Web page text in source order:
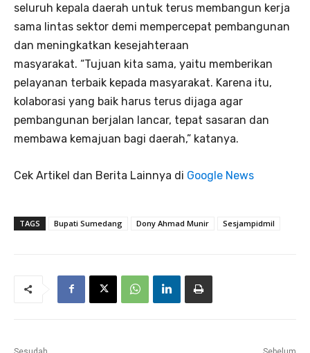
seluruh kepala daerah untuk terus membangun kerja
sama lintas sektor demi mempercepat pembangunan
dan meningkatkan kesejahteraan
masyarakat. “Tujuan kita sama, yaitu memberikan
pelayanan terbaik kepada masyarakat. Karena itu,
kolaborasi yang baik harus terus dijaga agar
pembangunan berjalan lancar, tepat sasaran dan
membawa kemajuan bagi daerah,” katanya.
Cek Artikel dan Berita Lainnya di Google News
TAGS Bupati Sumedang Dony Ahmad Munir Sesjampidmil